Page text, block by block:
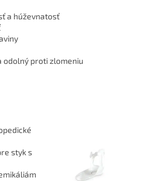
a húževnatosť
odolný proti zlomeniu
styk s